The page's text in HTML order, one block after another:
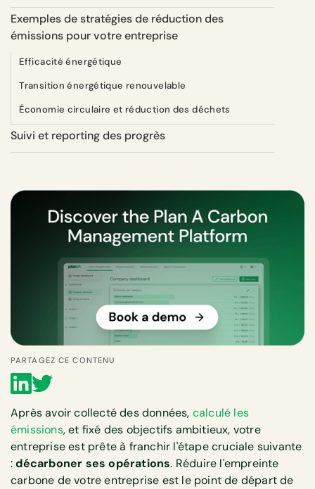
Exemples de stratégies de réduction des
émissions pour votre entreprise
Efficacité énergétique
Transition énergétique renouvelable
Économie circulaire et réduction des déchets
Suivi et reporting des progrès
PARTAGEZ CE CONTENU
Après avoir collecté des données, calculé les
émissions, et fixé des objectifs ambitieux, votre
entreprise est prête à franchir l'étape cruciale suivante
:décarboner ses opérations. Réduire l'empreinte
carbone de votre entreprise est le point de départ de